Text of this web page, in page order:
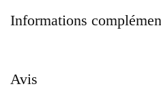
Informations
Avis